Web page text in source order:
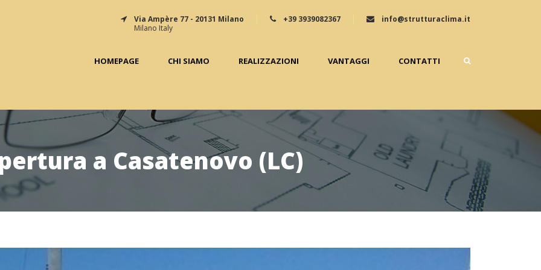
Via Ampère 77 - 20131 Milano
Milano Italy
+39 3939082367 info@strutturaclima.it
HOMEPAGE CHI SIAMO REALIZZAZIONI VANTAGGI CONTATTI
a Casatenovo (LC)